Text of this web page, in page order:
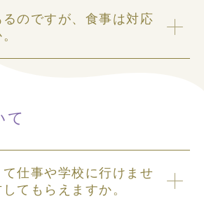
のですが、食事は対応
て
仕事や学校に行けませ
てもらえますか。